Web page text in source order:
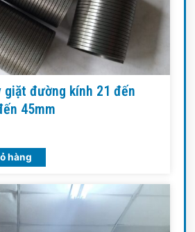
giặt đường kính 21 đến
45mm
hàng